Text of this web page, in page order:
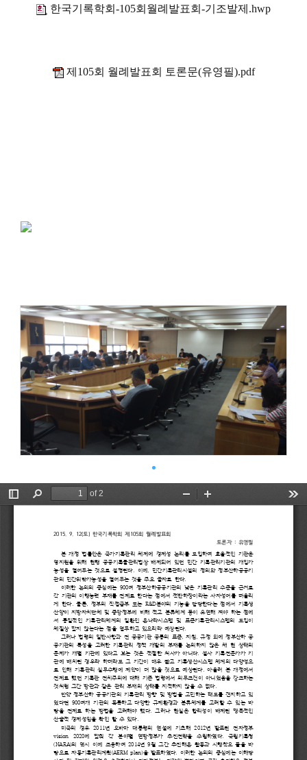
한국기록학회-105회월례발표회-기조발제.hwp
제105회 월례발표회 토론문(유영필).pdf